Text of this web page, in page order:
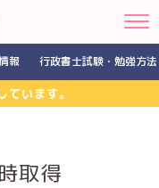
報 行政書士試験・勉強方
います。
取得